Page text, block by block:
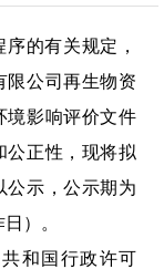
的有关规定，
限公司再生物资
境影响评价文件
公正性，现将拟
公示，公示期为
）。
和国行政许可